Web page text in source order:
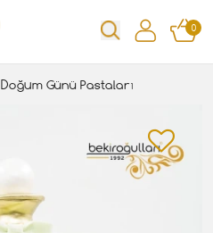
0
Doğum Günü Pastaları